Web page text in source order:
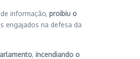
informação,proibiu o
engajados na defesa da
, incendiando o